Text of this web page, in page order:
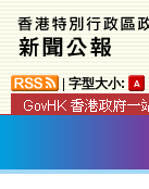
字型大小: